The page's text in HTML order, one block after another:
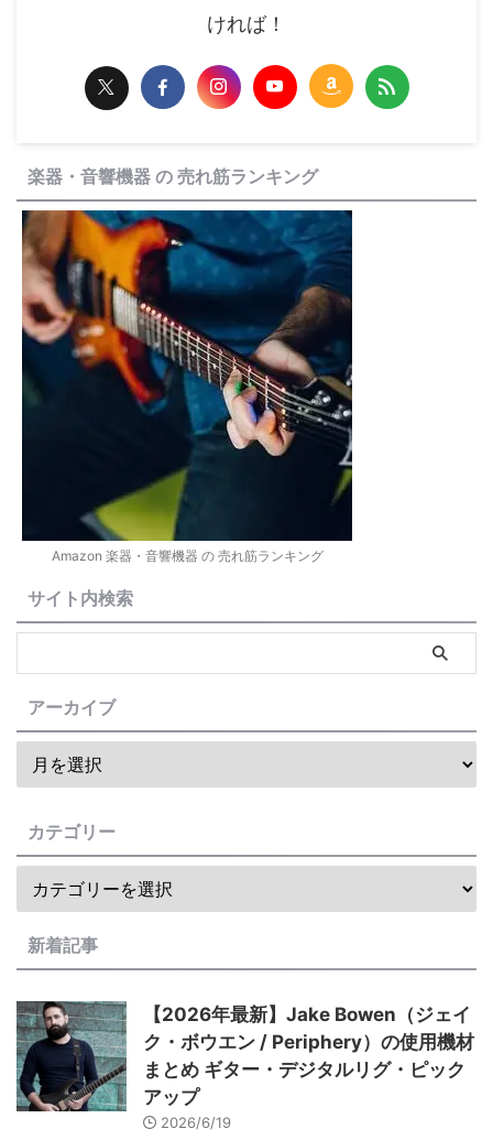
ければ！
楽器・音響機器 の 売れ筋ランキング
Amazon 楽器・音響機器 の 売れ筋ランキング
サイト内検索
アーカイブ
カテゴリー
新着記事
【2026年最新】Jake Bowen（ジェイ
ク・ボウエン / Periphery）の使用機材
まとめ ギター・デジタルリグ・ピック
アップ
2026/6/19